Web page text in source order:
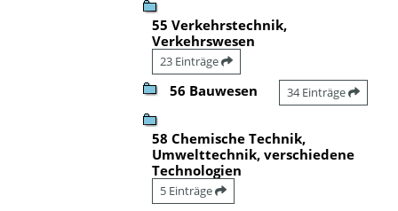
55 Verkehrstechnik,
Verkehrswesen
23 Einträge
56 Bauwesen 34 Einträge
58 Chemische Technik,
Umwelttechnik, verschiedene
Technologien
5 Einträge